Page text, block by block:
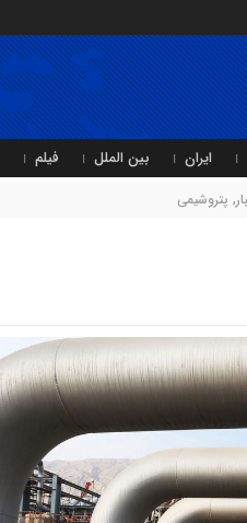
ایران بین الملل فیلم
, پتروشیمی